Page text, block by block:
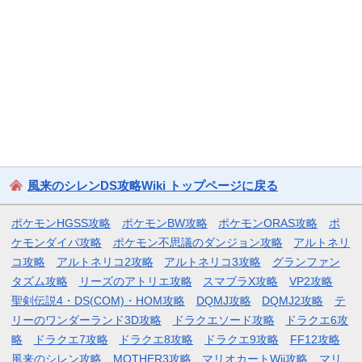
風来のシレンDS攻略Wiki トップページに戻る
ポケモンHGSS攻略 ポケモンBW攻略 ポケモンORAS攻略
ポ
ケモンダイパ攻略
ポケモン不思議のダンジョン攻略
アルトネリ
コ攻略
アルトネリコ2攻略 アルトネリコ3攻略
グランファン
タズム攻略
リーズのアトリエ攻略 スマブラX攻略
VP2攻略
聖剣伝説4・DS(COM)・HOM攻略
DQMJ攻略 DQMJ2攻略
テ
リーのワンダーランド3D攻略
ドラクエソード攻略
ドラクエ6攻
略
ドラクエ7攻略 ドラクエ8攻略 ドラクエ9攻略
FF12攻略
風来のシレン攻略
MOTHER3攻略 マリオカートWii攻略 マリ